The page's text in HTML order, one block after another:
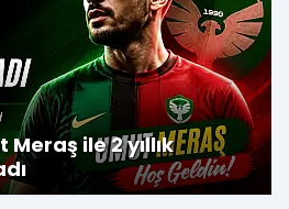
ile 2 yıllık